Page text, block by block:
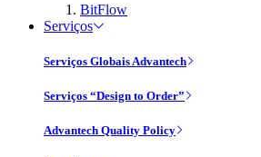
BitFlow
Serviços
Serviços Globais Advantech
Serviços “Design to Order”
Advantech Quality Policy